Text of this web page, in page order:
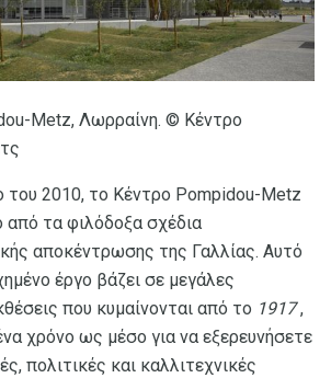
Metz, Λωρραίνη. © Κέντρο
του 2010, το Κέντρο Pompidou-Metz
τα φιλόδοξα σχέδια
αποκέντρωσης της Γαλλίας. Αυτό
έργο βάζει σε μεγάλες
που κυμαίνονται από το 1917,
χρόνο ως μέσο για να εξερευνήσετε
πολιτικές και καλλιτεχνικές